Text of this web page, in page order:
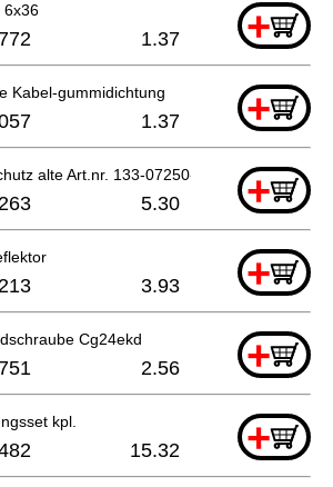
6x36 +
1.37
Kabel-gummidichtung +
1.37
alte Art.nr. 133-07250-20 +
5.30
+
3.93
Cg24ekd +
2.56
kpl. +
15.32